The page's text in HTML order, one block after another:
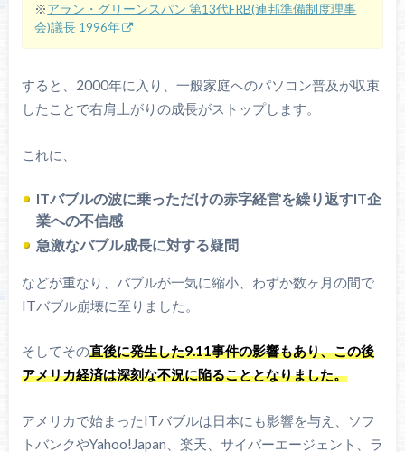
※アラン・グリーンスパン 第13代FRB(連邦準備制度理事
会)議長 1996年
すると、2000年に入り、一般家庭へのパソコン普及が収束
したことで右肩上がりの成長がストップします。
これに、
ITバブルの波に乗っただけの赤字経営を繰り返すIT企
業への不信感
急激なバブル成長に対する疑問
などが重なり、バブルが一気に縮小、わずか数ヶ月の間で
ITバブル崩壊に至りました。
そしてその直後に発生した9.11事件の影響もあり、この後
アメリカ経済は深刻な不況に陥ることとなりました。
アメリカで始まったITバブルは日本にも影響を与え、ソフ
トバンクやYahoo!Japan、楽天、サイバーエージェント、ラ